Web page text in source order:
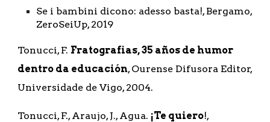
Se i bambini dicono: adesso basta!, Bergamo,
ZeroSeiUp, 2019
Tonucci, F. Fratografias, 35 años de humor
dentro da educación, Ourense Difusora Editor,
Universidade de Vigo, 2004.
Tonucci, F., Araujo, J., Agua. ¡Te quiero!,